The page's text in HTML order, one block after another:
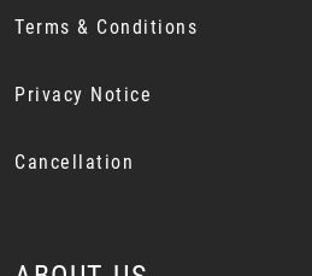
Terms & Conditions
Privacy Notice
Cancellation